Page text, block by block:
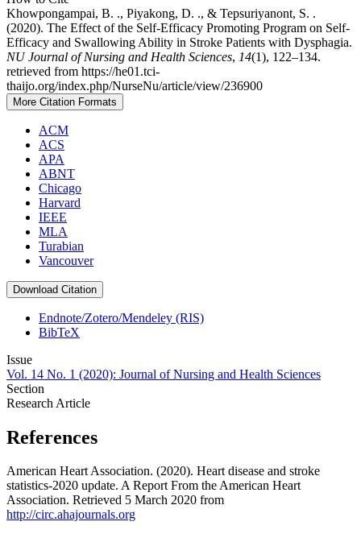
Khowpongampai, B. ., Piyakong, D. ., & Tepsuriyanont, S. .
(2020). The Effect of the Self-Efficacy Promoting Program on Self-
Efficacy and Swallowing Ability in Stroke Patients with Dysphagia.
NU Journal of Nursing and Health Sciences, 14(1), 122–134.
retrieved from https://he01.tci-
thaijo.org/index.php/NurseNu/article/view/236900
More Citation Formats
ACM
ACS
APA
ABNT
Chicago
Harvard
IEEE
MLA
Turabian
Vancouver
Download Citation
Endnote/Zotero/Mendeley (RIS)
BibTeX
Issue
Vol. 14 No. 1 (2020): Journal of Nursing and Health Sciences
Section
Research Article
References
American Heart Association. (2020). Heart disease and stroke
statistics-2020 update. A Report From the American Heart
Association. Retrieved 5 March 2020 from
http://circ.ahajournals.org